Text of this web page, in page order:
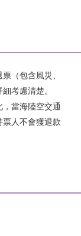
（包含風災、
考慮清楚。
，當海陸空交通
人不會獲退款